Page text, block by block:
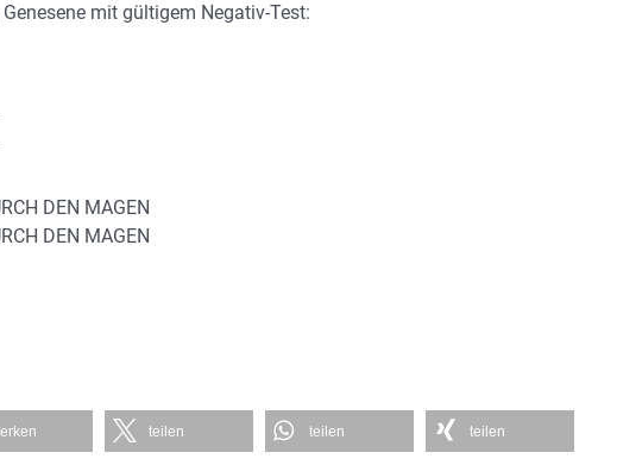
mit gültigem Negativ-Test:
DEN MAGEN
DEN MAGEN
teilen teilen teilen